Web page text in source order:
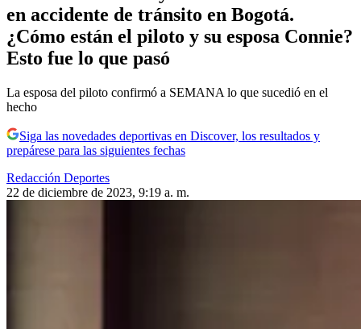
en accidente de tránsito en Bogotá.
¿Cómo están el piloto y su esposa Connie?
Esto fue lo que pasó
La esposa del piloto confirmó a SEMANA lo que sucedió en el
hecho
Siga las novedades deportivas en Discover, los resultados y
prepárese para las siguientes fechas
Redacción Deportes
22 de diciembre de 2023, 9:19 a. m.